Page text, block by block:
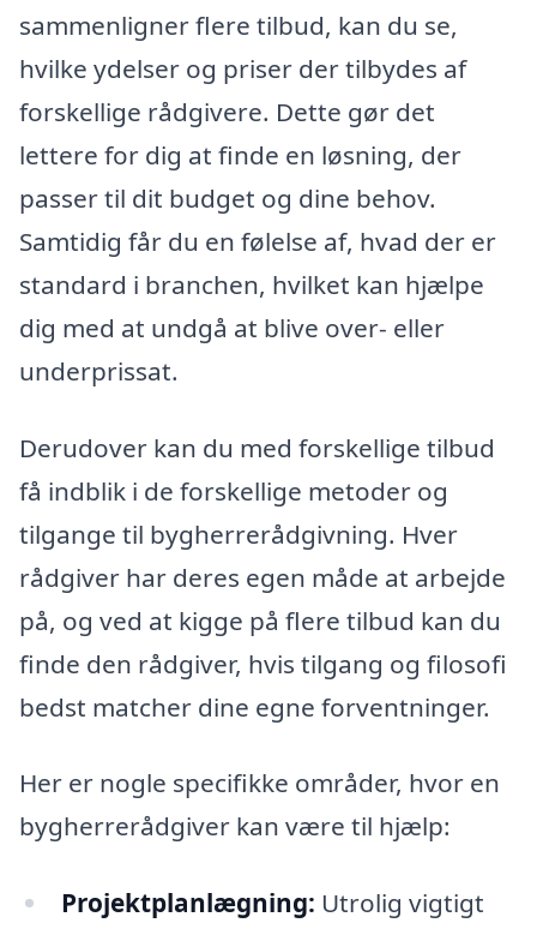
sammenligner flere tilbud, kan du se,
hvilke ydelser og priser der tilbydes af
forskellige rådgivere. Dette gør det
lettere for dig at finde en løsning, der
passer til dit budget og dine behov.
Samtidig får du en følelse af, hvad der er
standard i branchen, hvilket kan hjælpe
dig med at undgå at blive over- eller
underprissat.
Derudover kan du med forskellige tilbud
få indblik i de forskellige metoder og
tilgange til bygherrerådgivning. Hver
rådgiver har deres egen måde at arbejde
på, og ved at kigge på flere tilbud kan du
finde den rådgiver, hvis tilgang og filosofi
bedst matcher dine egne forventninger.
Her er nogle specifikke områder, hvor en
bygherrerådgiver kan være til hjælp:
Projektplanlægning: Utrolig vigtigt